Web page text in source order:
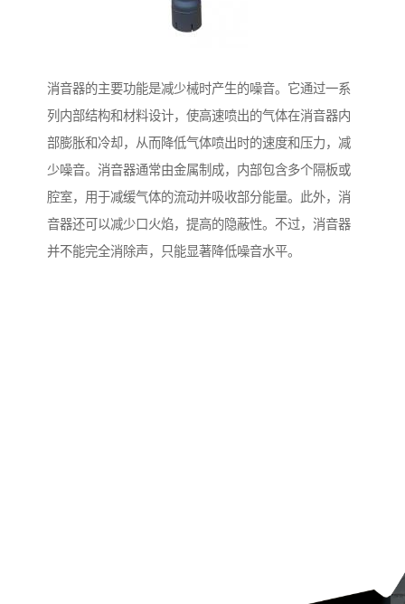
消音器的主要功能是减少械时产生的噪音。它通过一系
列内部结构和材料设计，使高速喷出的气体在消音器内
部膨胀和冷却，从而降低气体喷出时的速度和压力，减
少噪音。消音器通常由金属制成，内部包含多个隔板或
腔室，用于减缓气体的流动并吸收部分能量。此外，消
音器还可以减少口火焰，提高的隐蔽性。不过，消音器
并不能完全消除声，只能显著降低噪音水平。